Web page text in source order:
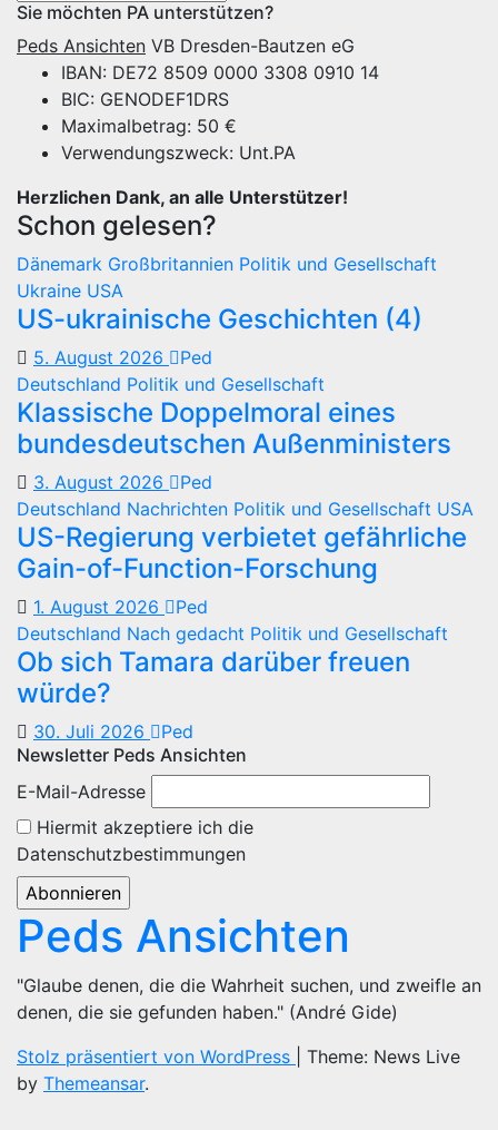
Sie möchten PA unterstützen?
Peds Ansichten VB Dresden-Bautzen eG
IBAN: DE72 8509 0000 3308 0910 14
BIC: GENODEF1DRS
Maximalbetrag: 50 €
Verwendungszweck: Unt.PA
Herzlichen Dank, an alle Unterstützer!
Schon gelesen?
Dänemark Großbritannien Politik und Gesellschaft
Ukraine USA
US-ukrainische Geschichten (4)
5. August 2026
Ped
Deutschland Politik und Gesellschaft
Klassische Doppelmoral eines
bundesdeutschen Außenministers
3. August 2026
Ped
Deutschland Nachrichten Politik und Gesellschaft USA
US-Regierung verbietet gefährliche
Gain-of-Function-Forschung
1. August 2026
Ped
Deutschland Nach gedacht Politik und Gesellschaft
Ob sich Tamara darüber freuen
würde?
30. Juli 2026
Ped
Newsletter Peds Ansichten
E-Mail-Adresse
Hiermit akzeptiere ich die
Datenschutzbestimmungen
Peds Ansichten
"Glaube denen, die die Wahrheit suchen, und zweifle an
denen, die sie gefunden haben." (André Gide)
Stolz präsentiert von WordPress
Theme: News Live
by Themeansar.